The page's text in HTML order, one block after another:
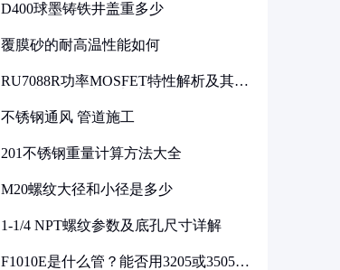
D400球墨铸铁井盖重多少
覆膜砂的耐高温性能如何
RU7088R功率MOSFET特性解析及其在
不锈钢通风 管道施工
201不锈钢重量计算方法大全
M20螺纹大径和小径是多少
1-1/4 NPT螺纹参数及底孔尺寸详解
F1010E是什么管？能否用3205或3505代